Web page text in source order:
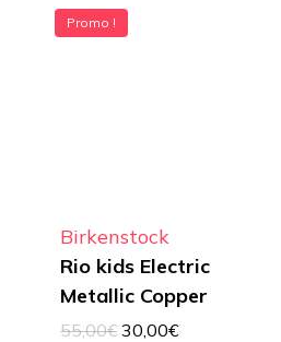
Promo !
Birkenstock
Rio kids Electric
Metallic Copper
55,00€ Le
30,00€Le